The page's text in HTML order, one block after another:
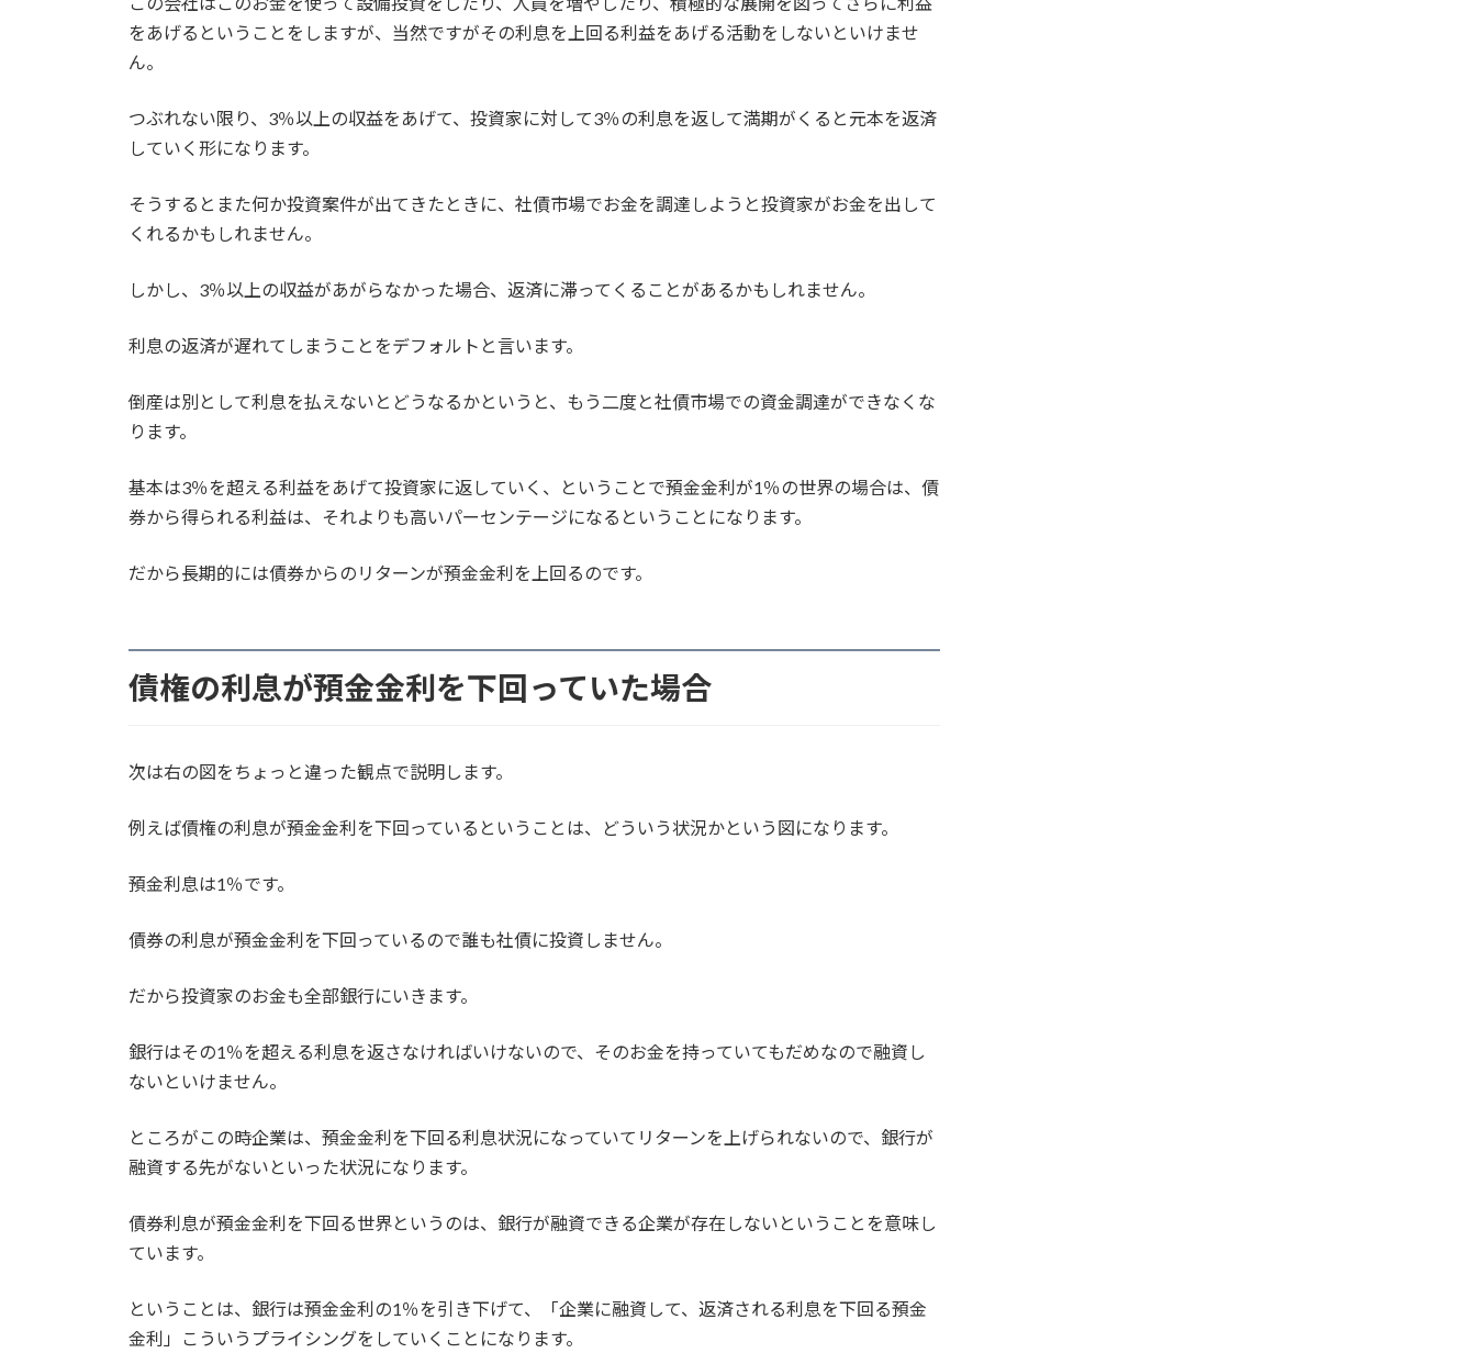
をあげるということをしますが、当然ですがその利息を上回る利益をあげる活動をしないといけませ
ん。
つぶれない限り、3％以上の収益をあげて、投資家に対して3％の利息を返して満期がくると元本を返済
していく形になります。
そうするとまた何か投資案件が出てきたときに、社債市場でお金を調達しようと投資家がお金を出して
くれるかもしれません。
しかし、3％以上の収益があがらなかった場合、返済に滞ってくることがあるかもしれません。
利息の返済が遅れてしまうことをデフォルトと言います。
倒産は別として利息を払えないとどうなるかというと、もう二度と社債市場での資金調達ができなくな
ります。
基本は3％を超える利益をあげて投資家に返していく、ということで預金金利が1％の世界の場合は、債
券から得られる利益は、それよりも高いパーセンテージになるということになります。
だから長期的には債券からのリターンが預金金利を上回るのです。
債権の利息が預金金利を下回っていた場合
次は右の図をちょっと違った観点で説明します。
例えば債権の利息が預金金利を下回っているということは、どういう状況かという図になります。
預金利息は1％です。
債券の利息が預金金利を下回っているので誰も社債に投資しません。
だから投資家のお金も全部銀行にいきます。
銀行はその1％を超える利息を返さなければいけないので、そのお金を持っていてもだめなので融資し
ないといけません。
ところがこの時企業は、預金金利を下回る利息状況になっていてリターンを上げられないので、銀行が
融資する先がないといった状況になります。
債券利息が預金金利を下回る世界というのは、銀行が融資できる企業が存在しないということを意味し
ています。
ということは、銀行は預金金利の1％を引き下げて、「企業に融資して、返済される利息を下回る預金
金利」こういうプライシングをしていくことになります。